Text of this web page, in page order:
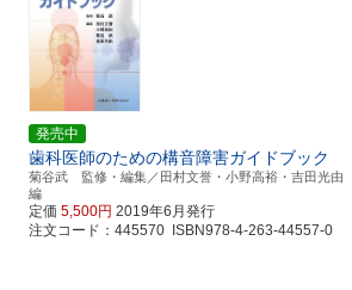
発売中
歯科医師のための構音障害ガイドブック
菊谷武 監修・編集／田村文誉・小野高裕・吉田光由
編
定価5,500円 2019年6月発行
注文コード：445570 ISBN978-4-263-44557-0